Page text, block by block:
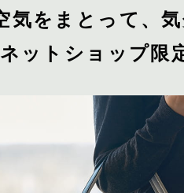
気をまとって、
ットショップ限